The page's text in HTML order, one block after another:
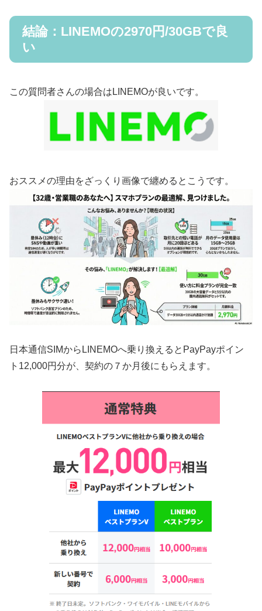
結論：LINEMOの2970円/30GBで良
い
この質問者さんの場合はLINEMOが良いです。
おススメの理由をざっくり画像で纏めるとこうです。
日本通信SIMからLINEMOへ乗り換えるとPayPayポイン
ト12,000円分が、契約の７か月後にもらえます。